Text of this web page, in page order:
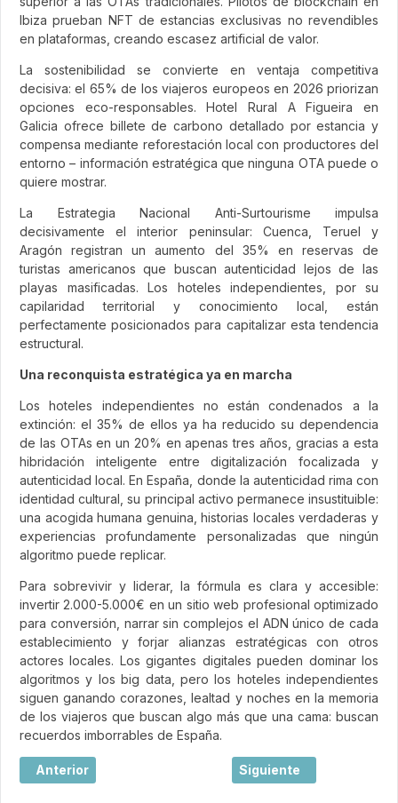
Ibiza prueban NFT de estancias exclusivas no revendibles
en plataformas, creando escasez artificial de valor.
La sostenibilidad se convierte en ventaja competitiva
decisiva: el 65% de los viajeros europeos en 2026 priorizan
opciones eco-responsables. Hotel Rural A Figueira en
Galicia ofrece billete de carbono detallado por estancia y
compensa mediante reforestación local con productores del
entorno – información estratégica que ninguna OTA puede o
quiere mostrar.
La Estrategia Nacional Anti-Surtourisme impulsa
decisivamente el interior peninsular: Cuenca, Teruel y
Aragón registran un aumento del 35% en reservas de
turistas americanos que buscan autenticidad lejos de las
playas masificadas. Los hoteles independientes, por su
capilaridad territorial y conocimiento local, están
perfectamente posicionados para capitalizar esta tendencia
estructural.
Una reconquista estratégica ya en marcha
Los hoteles independientes no están condenados a la
extinción: el 35% de ellos ya ha reducido su dependencia
de las OTAs en un 20% en apenas tres años, gracias a esta
hibridación inteligente entre digitalización focalizada y
autenticidad local. En España, donde la autenticidad rima con
identidad cultural, su principal activo permanece insustituible:
una acogida humana genuina, historias locales verdaderas y
experiencias profundamente personalizadas que ningún
algoritmo puede replicar.
Para sobrevivir y liderar, la fórmula es clara y accesible:
invertir 2.000-5.000€ en un sitio web profesional optimizado
para conversión, narrar sin complejos el ADN único de cada
establecimiento y forjar alianzas estratégicas con otros
actores locales. Los gigantes digitales pueden dominar los
algoritmos y los big data, pero los hoteles independientes
siguen ganando corazones, lealtad y noches en la memoria
de los viajeros que buscan algo más que una cama: buscan
recuerdos imborrables de España.
Artículo anterior: Viajar: mucho más que hacer turismo
Anterior Artículo siguiente: El
Siguiente